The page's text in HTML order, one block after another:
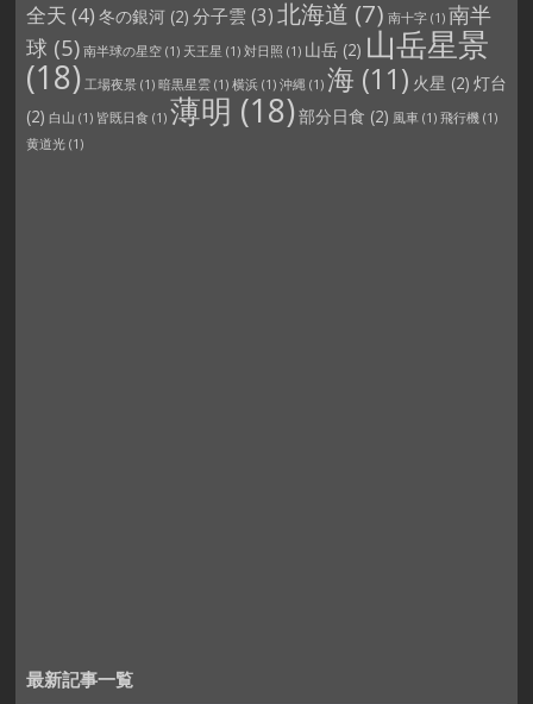
全天 (4) 冬の銀河(2) 分子雲 (3)北海道 (7) 南十字(1) 南半
球 (5) 南半球の星空(1) 天王星 (1) 対日照 (1) 山岳(2) 山岳星景
(18) 工場夜景(1) 暗黒星雲(1) 横浜(1) 沖縄(1) 海 (11) 火星 (2) 灯台
(2) 白山 (1) 皆既日食 (1) 薄明 (18)部分日食 (2) 風車(1) 飛行機(1)
黄道光(1)
最新記事一覧